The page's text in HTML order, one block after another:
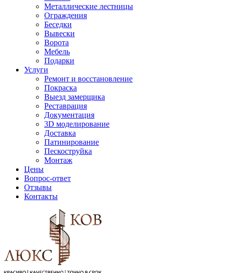
Металлические лестницы
Ограждения
Беседки
Вывески
Ворота
Мебель
Подарки
Услуги
Ремонт и восстановление
Покраска
Выезд замерщика
Реставрация
Документация
3D моделирование
Доставка
Патинирование
Пескоструйка
Монтаж
Цены
Вопрос-ответ
Отзывы
Контакты